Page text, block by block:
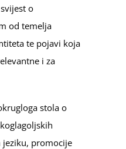
o
od temelja
te pojavi koja
i za
stola o
jeziku, promocije